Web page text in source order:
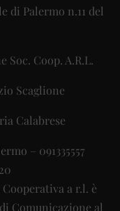
Palermo n.11 del
Coop. A.R.L.
Scaglione
Calabrese
– 091335557
a r.l. è
Comunicazione al